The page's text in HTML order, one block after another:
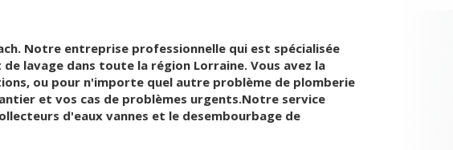
Notre entreprise professionnelle qui est spécialisée
lavage dans toute la région Lorraine. Vous avez la
ou pour n'importe quel autre problème de plomberie
et vos cas de problèmes urgents.Notre service
d'eaux vannes et le desembourbage de